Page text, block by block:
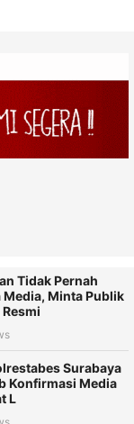
Tidak Pernah
Minta Publik
Surabaya
Konfirmasi Media
L